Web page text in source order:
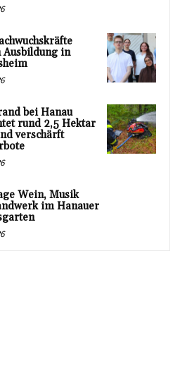
Ausbildung in
bei Hanau
rund 2,5 Hektar
verschärft
Wein, Musik
im Hanauer